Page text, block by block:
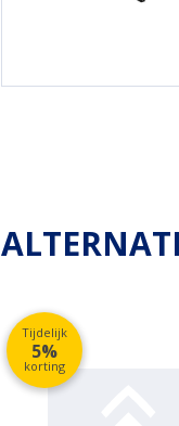
Tijdelijk
5%
korting